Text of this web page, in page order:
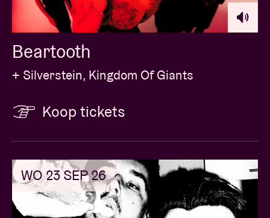
Beartooth
+ Silverstein, Kingdom Of Giants
Koop tickets
WO 23 SEP 26